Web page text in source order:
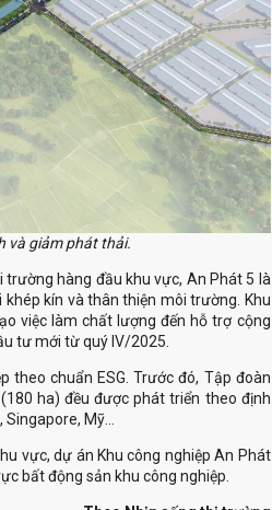
và giảm phát thải.
kín và thân thiện môi trường. Khu
việc làm chất lượng đến hỗ trợ cộng
ha) đều được phát triển theo định
bất động sản khu công nghiệp.